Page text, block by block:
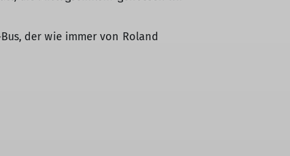
der wie immer von Roland